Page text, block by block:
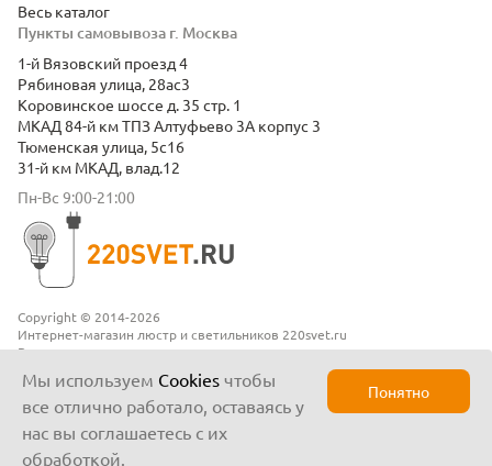
Copyright © 2014-2026
Интернет-магазин люстр и светильников 220svet.ru
Все права защищены
Пункты самовывоза г. Москва
1-й Вязовский проезд 4
Рябиновая улица, 28ас3
Коровинское шоссе д. 35 стр. 1
МКАД 84-й км ТПЗ Алтуфьево 3А корпус 3
Тюменская улица, 5с16
31-й км МКАД, влад.12
Пн-Вс 9:00-21:00
Весь каталог
Мы используем Cookies чтобы
все отлично работало, оставаясь у
нас вы соглашаетесь с их
обработкой.
Понятно